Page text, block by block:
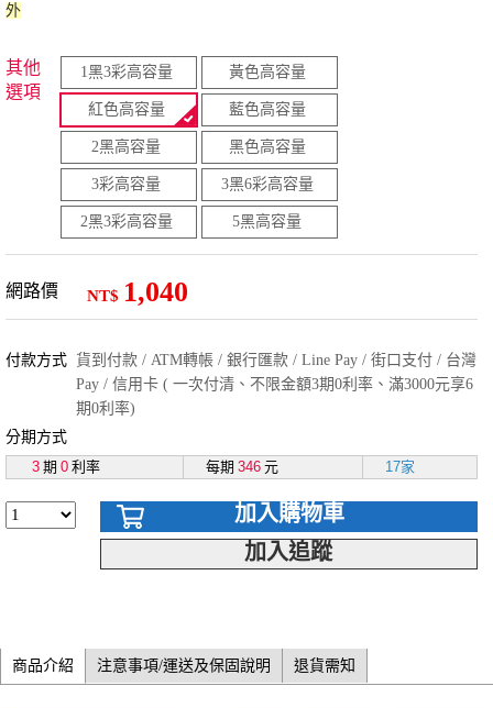
外
其他
選項
1黑3彩高容量 黃色高容量
紅色高容量 藍色高容量
2黑高容量 黑色高容量
3彩高容量 3黑6彩高容量
2黑3彩高容量 5黑高容量
網路價 NT$ 1,040
付款方式 貨到付款 / ATM轉帳 / 銀行匯款 / Line Pay / 街口支付 / 台灣
Pay / 信用卡 ( 一次付清、不限金額3期0利率、滿3000元享6
期0利率)
分期方式
3 期 0 利率 每期 346 元 17家
加入購物車
加入追蹤
商品介紹 注意事項/運送及保固說明 退貨需知